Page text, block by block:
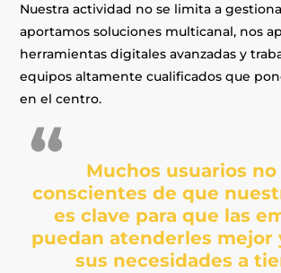
Nuestra actividad no se limita a
aportamos soluciones multicanal, nos
herramientas digitales avanzadas y
equipos altamente cualificados que
en el centro.
Muchos usuarios no
conscientes de que
es clave para que las
puedan atenderles mejor
sus necesidades a